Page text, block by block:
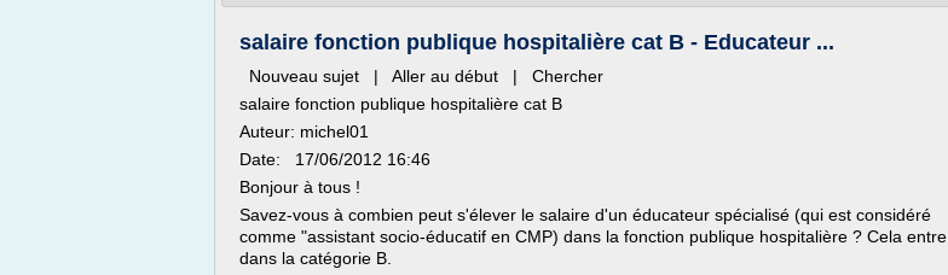
salaire fonction publique hospitalière cat B - Educateur ...
Nouveau sujet | Aller au début | Chercher
salaire fonction publique hospitalière cat B
Auteur: michel01
Date: 17/06/2012 16:46
Bonjour à tous !
Savez-vous à combien peut s'élever le salaire d'un éducateur spécialisé (qui est considéré
comme "assistant socio-éducatif en CMP) dans la fonction publique hospitalière ? Cela entre
dans la catégorie B.